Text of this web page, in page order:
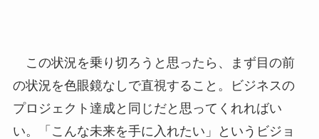
この状況を乗り切ろうと思ったら、まず目の前
の状況を色眼鏡なしで直視すること。ビジネスの
プロジェクト達成と同じだと思ってくれればい
い。「こんな未来を手に入れたい」というビジョ